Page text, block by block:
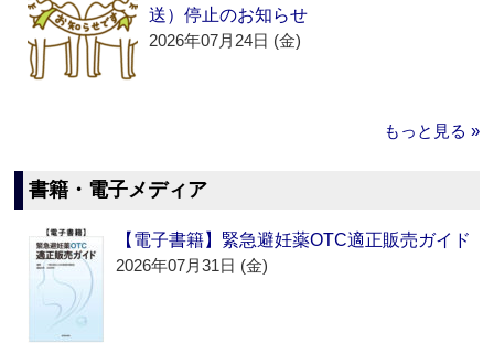
送）停止のお知らせ
2026年07月24日 (金)
もっと見る »
書籍・電子メディア
【電子書籍】緊急避妊薬OTC適正販売ガイド
2026年07月31日 (金)